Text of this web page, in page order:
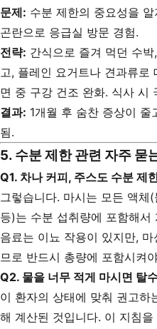
문제: 수분 제한의 중요성을
곤란으로 응급실 방문 경험.
전략: 간식으로 즐겨 먹던 수
고, 플레인 요거트나 견과류로
면 중 구강 건조 완화. 식사 시
결과: 1개월 후 숨찬 증상이 줄
됨.
5. 수분 제한 관련 자주 묻
Q1. 차나 커피, 주스도 수분 제
그렇습니다. 마시는 모든 액체
등)는 수분 섭취량에 포함해서
음료는 이뇨 작용이 있지만,
므로 반드시 총량에 포함시켜
Q2. 물을 너무 적게 마시면 탈
이 환자의 상태에 맞춰 권고하
해 계산된 것입니다. 이 지침